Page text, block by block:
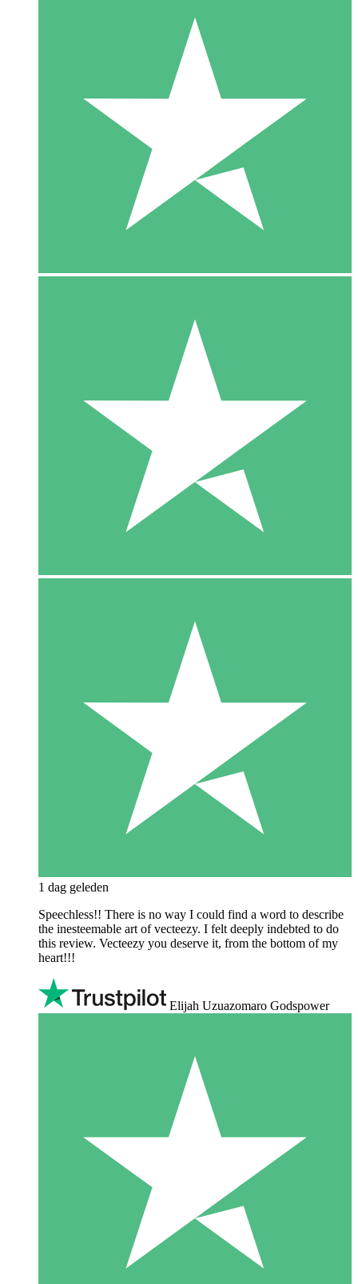
1 dag geleden
Speechless!! There is no way I could find a word to describe
the inesteemable art of vecteezy. I felt deeply indebted to do
this review. Vecteezy you deserve it, from the bottom of my
heart!!!
Elijah Uzuazomaro Godspower